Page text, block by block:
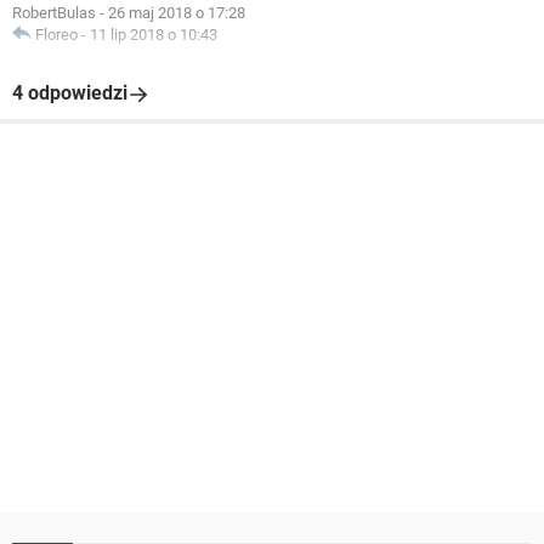
RobertBulas - 26 maj 2018 o 17:28
Floreo - 11 lip 2018 o 10:43
4 odpowiedzi